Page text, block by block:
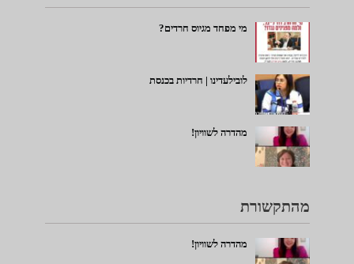
מי מפחד מגיוס חרדים?
לובילעדינו | חרדיות בכנסת
מהדרה לשוויון!
מהתקשורת
מהדרה לשוויון!